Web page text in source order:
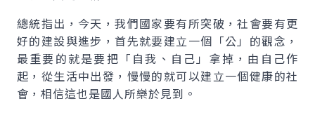
總統指出，今天，我們國家要有所突破，社會要有更
好的建設與進步，首先就要建立一個「公」的觀念，
最重要的就是要把「自我、自己」拿掉，由自己作
起，從生活中出發，慢慢的就可以建立一個健康的社
會，相信這也是國人所樂於見到。